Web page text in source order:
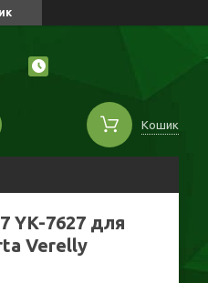
Кошик
YK-7627 для
Verelly